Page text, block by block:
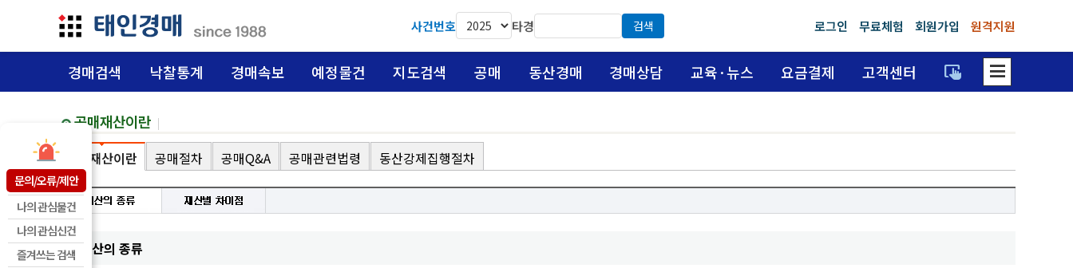
문의/오류/제안
나의 관심물건
나의 관심신건
즐겨쓰는 검색
사건번호 타경 검색 로그인 무료체험 회원가입 원격지원
경매검색 낙찰통계 경매속보 예정물건 지도검색 공매 동산경매 경매상담 교육·뉴스 요금결제 고객센터 trackpad_input dehaze
공매재산이란
공매재산이란 공매절차 공매Q&A 공매관련법령 동산강제집행절차
1. 재산의 종류